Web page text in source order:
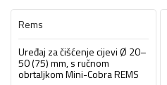
Rems
Uređaj za čišćenje cijevi Ø 20–
50 (75) mm, s ručnom
obrtaljkom Mini-Cobra REMS